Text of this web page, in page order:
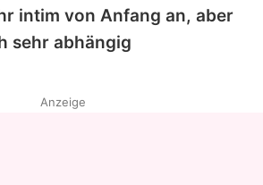
intim von Anfang an, aber
sehr abhängig
Anzeige